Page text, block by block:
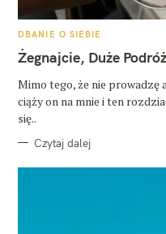
K
T
E
O
R
I
DBANIE O SIEBIE
Żegnajcie, Duże
Mimo tego, że nie
ciąży on na mnie i ten
się..
Czytaj dalej